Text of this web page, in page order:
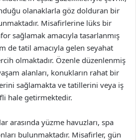
olanaklarla göz dolduran bir
Misafirlerine lüks bir
sağlamak amacıyla tasarlanmış
de tatil amacıyla gelen seyahat
olmaktadır. Özenle düzenlenmiş
alanları, konukların rahat bir
sağlamakta ve tatillerini veya iş
hale getirmektedir.
arasında yüzme havuzları, spa
bulunmaktadır. Misafirler, gün